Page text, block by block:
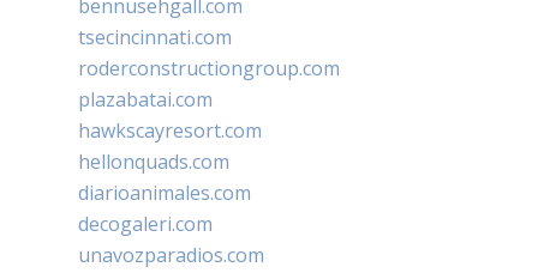
bennusehgall.com
tsecincinnati.com
roderconstructiongroup.com
plazabatai.com
hawkscayresort.com
hellonquads.com
diarioanimales.com
decogaleri.com
unavozparadios.com